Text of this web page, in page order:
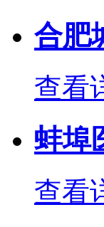
合肥
查看
蚌埠
查看